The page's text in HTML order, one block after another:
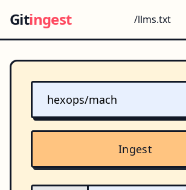
Gitingest /llms.txt
Ingest